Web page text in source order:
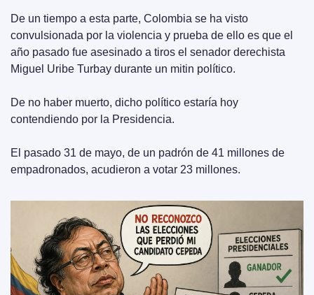
De un tiempo a esta parte, Colombia se ha visto
convulsionada por la violencia y prueba de ello es que el
año pasado fue asesinado a tiros el senador derechista
Miguel Uribe Turbay durante un mitin político.
De no haber muerto, dicho político estaría hoy
contendiendo por la Presidencia.
El pasado 31 de mayo, de un padrón de 41 millones de
empadronados, acudieron a votar 23 millones.